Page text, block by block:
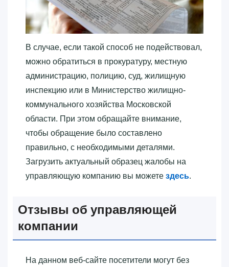
В случае, если такой способ не подействовал,
можно обратиться в прокуратуру, местную
администрацию, полицию, суд, жилищную
инспекцию или в Министерство жилищно-
коммунального хозяйства Московской
области. При этом обращайте внимание,
чтобы обращение было составлено
правильно, с необходимыми деталями.
Загрузить актуальный образец жалобы на
управляющую компанию вы можете здесь.
Отзывы об управляющей
компании
На данном веб-сайте посетители могут без